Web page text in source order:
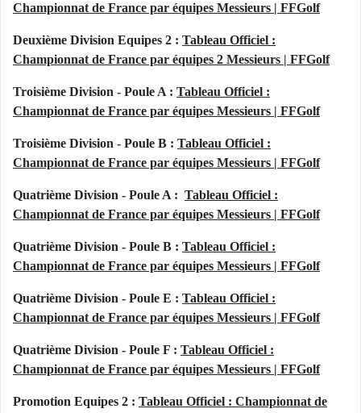
Championnat de France par équipes Messieurs | FFGolf
Deuxième Division Equipes 2 : Tableau Officiel :
Championnat de France par équipes 2 Messieurs | FFGolf
Troisième Division - Poule A : Tableau Officiel :
Championnat de France par équipes Messieurs | FFGolf
Troisième Division - Poule B : Tableau Officiel :
Championnat de France par équipes Messieurs | FFGolf
Quatrième Division - Poule A : Tableau Officiel :
Championnat de France par équipes Messieurs | FFGolf
Quatrième Division - Poule B : Tableau Officiel :
Championnat de France par équipes Messieurs | FFGolf
Quatrième Division - Poule E : Tableau Officiel :
Championnat de France par équipes Messieurs | FFGolf
Quatrième Division - Poule F : Tableau Officiel :
Championnat de France par équipes Messieurs | FFGolf
Promotion Equipes 2 : Tableau Officiel : Championnat de